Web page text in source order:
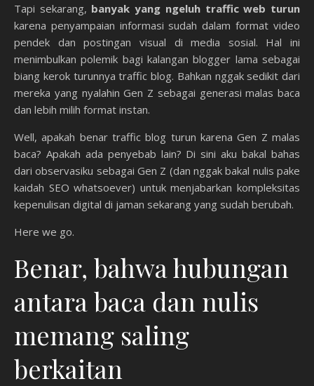
Tapi sekarang, banyak yang ngeluh traffic web turun
karena penyampaian informasi sudah dalam format video
pendek dan postingan visual di media sosial. Hal ini
menimbulkan polemik bagi kalangan blogger lama sebagai
biang kerok turunnya traffic blog. Bahkan nggak sedikit dari
mereka yang nyalahin Gen Z sebagai generasi malas baca
dan lebih milih format instan.
Well, apakah benar traffic blog turun karena Gen Z malas
baca? Apakah ada penyebab lain? Di sini aku bakal bahas
dari observasiku sebagai Gen Z (dan nggak bakal nulis pake
kaidah SEO whatsoever) untuk menjabarkan kompleksitas
kepenulisan digital di jaman sekarang yang sudah berubah.
Here we go.
Benar, bahwa hubungan
antara baca dan nulis
memang saling
berkaitan